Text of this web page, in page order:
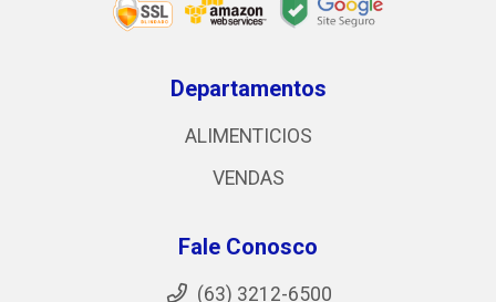
Departamentos
ALIMENTICIOS
VENDAS
Fale Conosco
(63) 3212-6500